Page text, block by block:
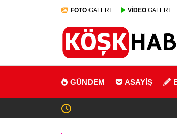
FOTO GALERİ VİDEO GALERİ
GÜNDEM ASAYİŞ